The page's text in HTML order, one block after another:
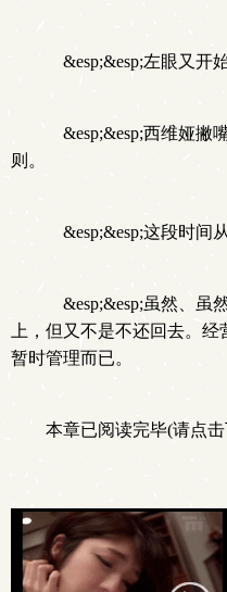
&esp;&esp;左眼又开
&esp;&esp;西维娅撇
则。
&esp;&esp;这段时间
&esp;&esp;虽然、虽
上，但又不是不还回去。
暂时管理而已。
本章已阅读完毕(请点